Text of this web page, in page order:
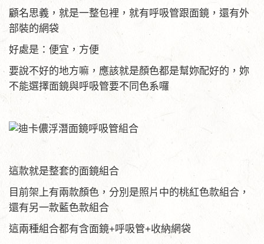
顧名思義，就是一整包裡，就有呼吸管跟面鏡，還有外
部裝的網袋
好處是：便宜，方便
要說不好的地方嘛，應該就是顏色都是幫妳配好的，妳
不能選擇面鏡與呼吸管要不同色系囉
這款就是整套的面鏡組合
目前架上有兩款顏色，分別是照片中的桃紅色款組合，
還有另一款藍色款組合
這兩種組合都有含面鏡+呼吸管+收納網袋